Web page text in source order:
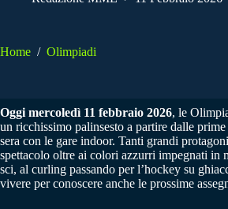
Home / Olimpiadi
Oggi mercoledì 11 febbraio 2026, le
un ricchissimo palinsesto a partire dalle
sera con le gare indoor. Tanti grandi
spettacolo oltre ai colori azzurri impegnati in
sci, al curling passando per l’hockey su
vivere per conoscere anche le prossime